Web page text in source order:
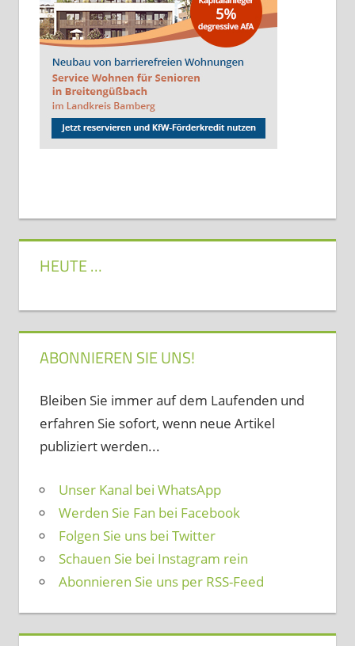
HEUTE …
ABONNIEREN SIE UNS!
Bleiben Sie immer auf dem Laufenden und
erfahren Sie sofort, wenn neue Artikel
publiziert werden...
Unser Kanal bei WhatsApp
Werden Sie Fan bei Facebook
Folgen Sie uns bei Twitter
Schauen Sie bei Instagram rein
Abonnieren Sie uns per RSS-Feed